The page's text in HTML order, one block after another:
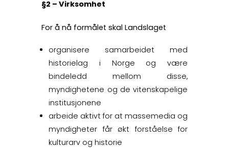
§2 – Virksomhet
For å nå formålet skal Landslaget
organisere samarbeidet med
historielag i Norge og være
bindeledd mellom disse,
myndighetene og de vitenskapelige
institusjonene
arbeide aktivt for at massemedia og
myndigheter får økt forståelse for
kulturarv og historie